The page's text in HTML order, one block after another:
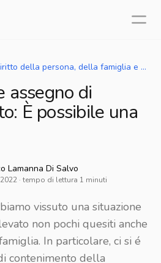
della persona, della famiglia e dei minori - separazioni, divorzi, unioni civili, adozioni
assegno di
È possibile una
Lamanna Di Salvo
· tempo di lettura 1 minuti
vissuto una situazione
non pochi quesiti anche
In particolare, ci si é
contenimento della